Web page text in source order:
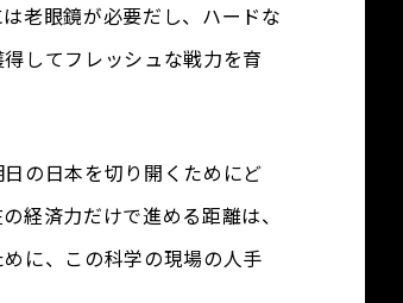
老眼鏡が必要だし、ハードな
してフレッシュな戦力を育
の日本を切り開くためにど
経済力だけで進める距離は、
に、この科学の現場の人手